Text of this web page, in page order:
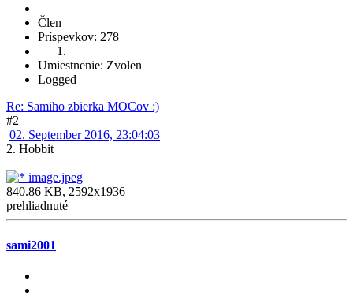
Člen
Príspevkov: 278
Umiestnenie: Zvolen
Logged
Re: Samiho zbierka MOCov :)
#2
02. September 2016, 23:04:03
2. Hobbit
image.jpeg
840.86 KB, 2592x1936
prehliadnuté
sami2001